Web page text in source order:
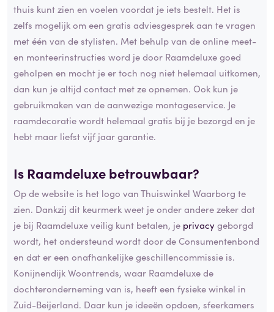
thuis kunt zien en voelen voordat je iets bestelt. Het is
zelfs mogelijk om een gratis adviesgesprek aan te vragen
met één van de stylisten. Met behulp van de online meet-
en monteerinstructies word je door Raamdeluxe goed
geholpen en mocht je er toch nog niet helemaal uitkomen,
dan kun je altijd contact met ze opnemen. Ook kun je
gebruikmaken van de aanwezige montageservice. Je
raamdecoratie wordt helemaal gratis bij je bezorgd en je
hebt maar liefst vijf jaar garantie.
Is Raamdeluxe betrouwbaar?
Op de website is het logo van Thuiswinkel Waarborg te
zien. Dankzij dit keurmerk weet je onder andere zeker dat
je bij Raamdeluxe veilig kunt betalen, je privacygeborgd
wordt, het ondersteund wordt door de Consumentenbond
en dat er een onafhankelijke geschillencommissie is.
Konijnendijk Woontrends, waar Raamdeluxe de
dochteronderneming van is, heeft een fysieke winkel in
Zuid-Beijerland. Daar kun je ideeën opdoen, sfeerkamers